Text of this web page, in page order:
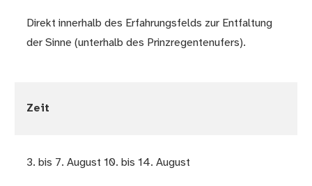
Direkt innerhalb des Erfahrungsfelds zur Entfaltung
der Sinne (unterhalb des Prinzregentenufers).
Zeit
3. bis 7. August 10. bis 14. August